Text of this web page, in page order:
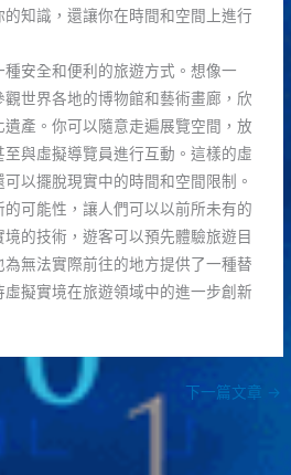
知識，還讓你在時間和空間上進行
安全和便利的旅遊方式。想像一
世界各地的博物館和藝術畫廊，欣
產。你可以隨意走遍展覽空間，放
與虛擬導覽員進行互動。這樣的虛
以擺脫現實中的時間和空間限制。
可能性，讓人們可以以前所未有的
的技術，遊客可以預先體驗旅遊目
無法實際前往的地方提供了一種替
擬實境在旅遊領域中的進一步創新
下一篇文章 →